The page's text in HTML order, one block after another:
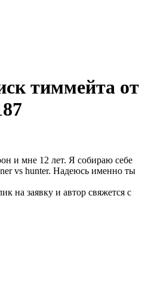
тиммейта от
и мне 12 лет. Я собираю себе
vs hunter. Надеюсь именно ты
на заявку и автор свяжется с